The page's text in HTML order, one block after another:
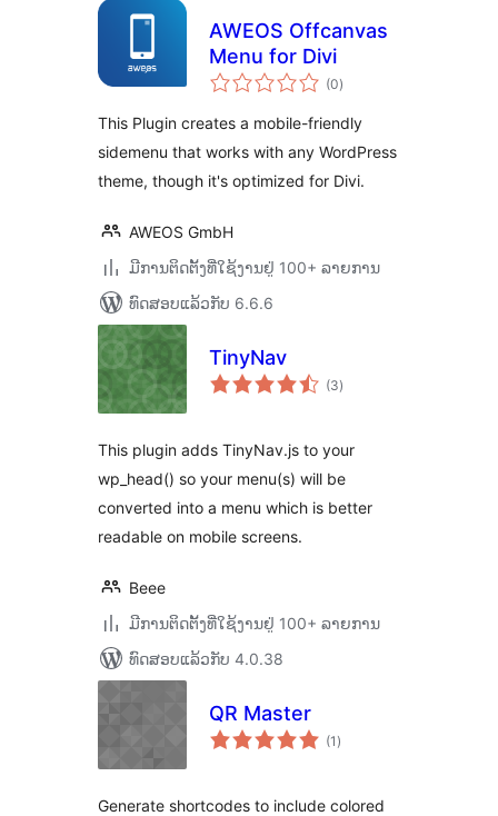
AWEOS Offcanvas
Menu for Divi
(0ຄະແນນ
ທັງໝົດ
)
This Plugin creates a mobile-friendly
sidemenu that works with any WordPress
theme, though it's optimized for Divi.
AWEOS GmbH
ມີການຕິດຕັ້ງທີ່ໃຊ້ງານຢູ່ 100+ ລາຍການ
ທົດສອບແລ້ວກັບ 6.6.6
TinyNav
(3ຄະແນນ
ທັງໝົດ
)
This plugin adds TinyNav.js to your
wp_head() so your menu(s) will be
converted into a menu which is better
readable on mobile screens.
Beee
ມີການຕິດຕັ້ງທີ່ໃຊ້ງານຢູ່ 100+ ລາຍການ
ທົດສອບແລ້ວກັບ 4.0.38
QR Master
(1 ຄະແນນ
ທັງໝົດ
)
Generate shortcodes to include colored